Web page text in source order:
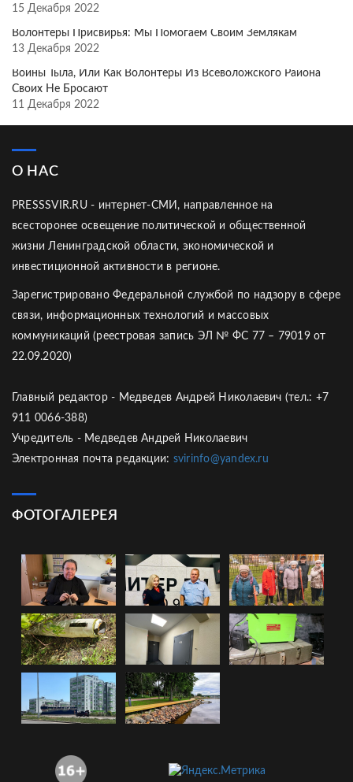
15 Декабря 2022
Волонтёры Присвирья: Мы Помогаем Своим Землякам
13 Декабря 2022
Воины Тыла, Или Как Волонтёры Из Всеволожского Района
Своих Не Бросают
11 Декабря 2022
О НАС
PRESSSVIR.RU - интернет-СМИ, направленное на
всесторонее освещение политической и общественной
жизни Ленинградской области, экономической и
инвестиционной активности в регионе.
Зарегистрировано Федеральной службой по надзору в сфере
связи, информационных технологий и массовых
коммуникаций (реестровая запись ЭЛ № ФС 77 – 79019 от
22.09.2020)
Главный редактор - Медведев Андрей Николаевич (тел.: +7
911 0066-388)
Учредитель - Медведев Андрей Николаевич
Электронная почта редакции: svirinfo@yandex.ru
ФОТОГАЛЕРЕЯ